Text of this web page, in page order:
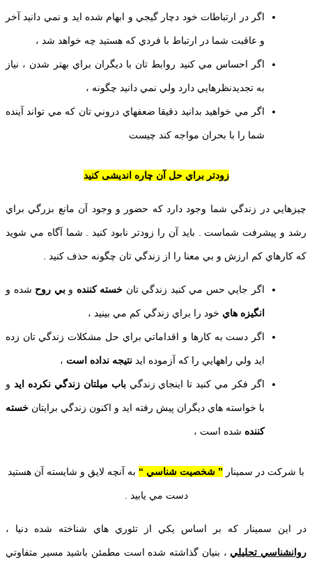
اگر در ارتباطات خود دچار گيجي و ابهام شده ايد و نمي دانيد آخر
و عاقبت شما در ارتباط با فردي كه هستيد چه خواهد شد ،
اگر احساس مي كنيد روابط تان با ديگران براي بهتر شدن ، نياز
به تجديدنظرهايي دارد ولي نمي دانيد چگونه ،
اگر مي خواهيد بدانيد دقيقا ضعفهاي دروني تان كه مي تواند آينده
شما را با بحران مواجه كند چيست
زودتر براي حل آن چاره اندیشی کنید
چيزهايي در زندگي شما وجود دارد كه حضور و وجود آن مانع بزرگي براي
رشد و پيشرفت شماست . بايد آن را زودتر نابود كنيد . شما آگاه مي شويد
كه كارهاي كم ارزش و بي معنا را از زندگي تان چگونه حذف كنيد .
اگر جايي حس مي كنيد زندگي تان خسته كننده وبي روح شده و
انگيزه هاي خود را براي زندگي كم مي بينيد ،
اگر دست به كارها و اقداماتي براي حل مشكلات زندگي تان زده
ايد ولي راههايي را كه آزموده ايد نتيجه نداده است ،
اگر فكر مي كنيد تا اينجاي زندگيباب ميلتان زندگي نكرده ايد و
با خواسته هاي ديگران پيش رفته ايد و اكنون زندگي برايتان خسته
كننده شده است ،
با شركت در سمینار ” شخصيت شناسي “ به آنچه لايق و شايسته آن هستيد
دست مي يابيد .
در اين سمینار كه بر اساس يكي از تئوري هاي شناخته شده دنيا ،
روانشناسي تحليلي ، بنيان گذاشته شده است مطمئن باشيد مسير متفاوتي